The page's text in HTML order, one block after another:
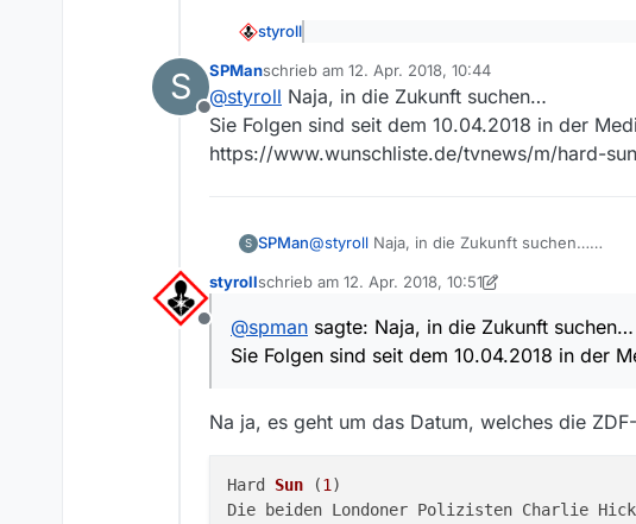
Neueste Version
styroll
Auf der Webseite des ZDF kann man sie
Vermutlich hilft hier etwas Geduld, da es
beliebig in die Zukunft…
S
Offline
SPManschrieb am 12. Apr. 2018, 10:44
zuletzt editiert von
@styroll Naja, in die Zukunft suchen…
Sie Folgen sind seit dem 10.04.2018 in der
https://www.wunschliste.de/tvnews/m/hard-
S SPMan@styroll Naja, in die Zukunft suchen…
https://www.wunschliste.de/tvnews/m/
Offline
styrollschrieb am 12. Apr. 2018, 10:51
zuletzt editiert von styroll 4. Dez. 2018, 12:54
@spman sagte: Naja, in die Zukunft suchen…
Sie Folgen sind seit dem 10.04.2018 in der
Na ja, es geht um das Datum, welches die
Hard Sun (1)
Die beiden Londoner Polizisten Charlie